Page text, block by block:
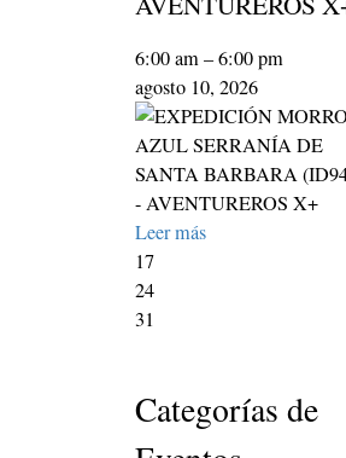
6:00 am–6:00 pm
agosto 10, 2026
Leer más
17agosto
17,
24agosto
31
Categorías de